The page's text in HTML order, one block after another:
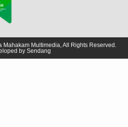
Mahakam Multimedia, All Rights Reserved.
by Sendang